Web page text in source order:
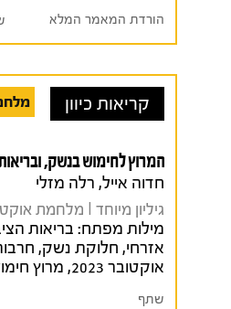
הורדת המאמר המלא
קריאות כיוון
המרוץ לחימוש בנשק,
חדוה אייל, רלה מזלי
גיליון מיוחד I מלחמת אוקטובר 2023
מילות מפתח: בריאות
אזרחי, חלוקת נשק,
אוקטובר 2023
, מרוץ
שתף